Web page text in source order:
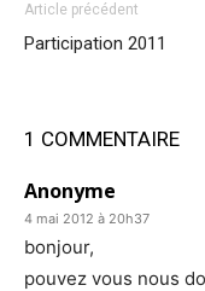
Article précédent
Participation 2011
1 COMMENTAIRE
Anonyme
4 mai 2012 à 20h37
bonjour,
pouvez vous nous